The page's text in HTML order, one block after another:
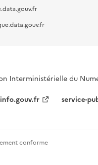
Interministérielle du
info.gouv.fr service-
conforme